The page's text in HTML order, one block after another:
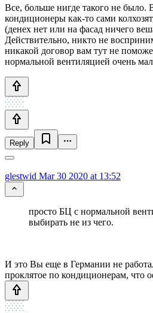
Все, больше нигде такого не было.
кондиционеры как-то сами
(денех нет или на фасад ничего
Действительно, никто не
никакой договор вам тут не
нормальной вентиляцией очень
Reply
glestwid Mar 30 2020 at 13:52
просто БЦ с нормальной
выбирать не из чего.
И это Вы еще в Германии не
проклятое по кондиционерам, что